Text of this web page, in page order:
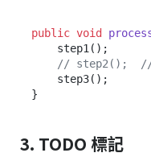
public void
// step2();  //
3. TODO 標記